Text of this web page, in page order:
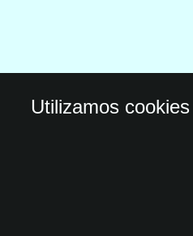
Utilizamos